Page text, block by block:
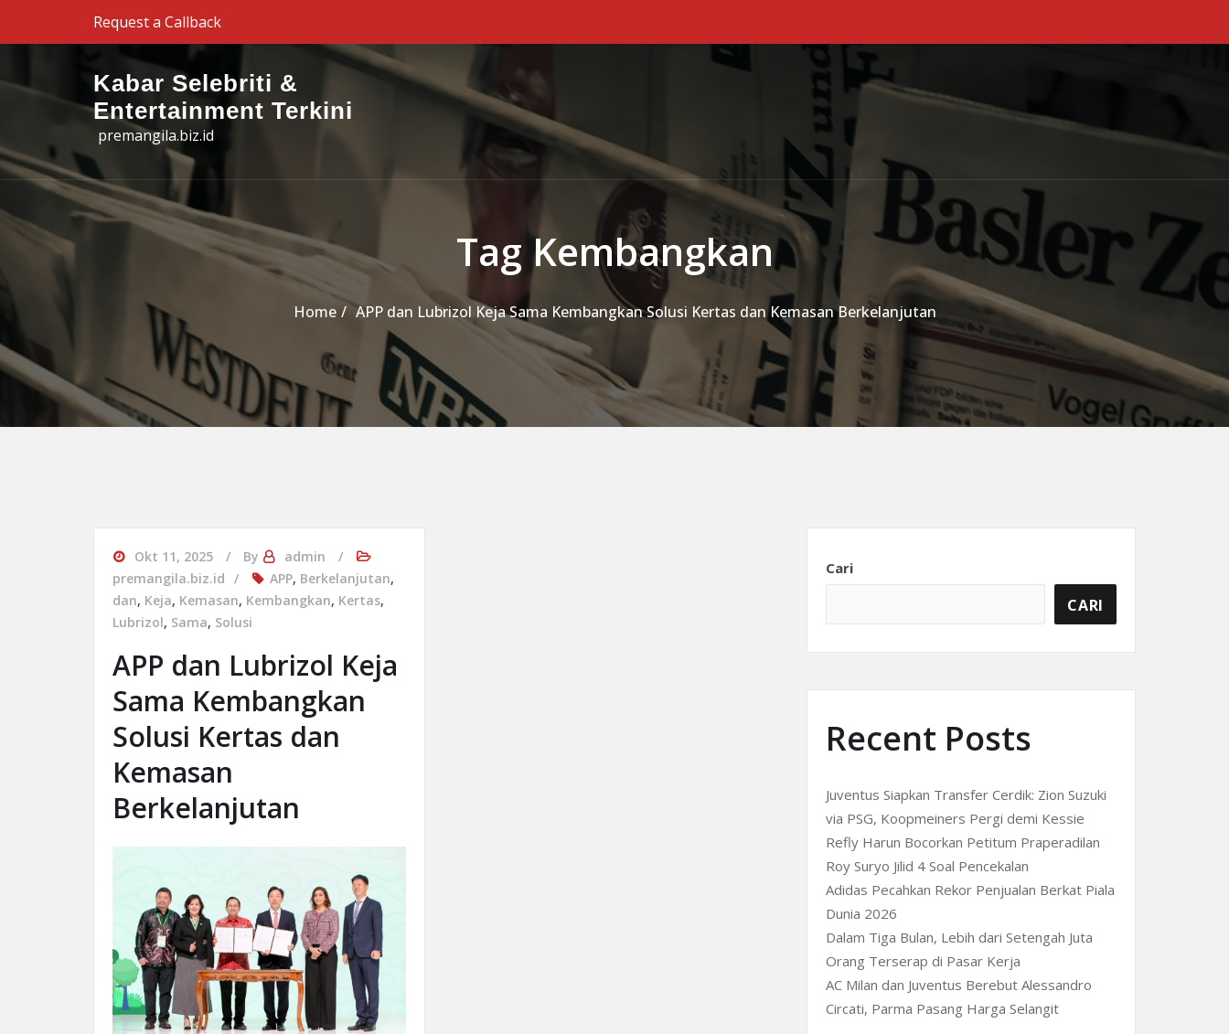
Skip to the contentRequest a Callback
Kabar Selebriti &
Entertainment Terkini
premangila.biz.id
Tag Kembangkan
Home APP dan Lubrizol Keja Sama Kembangkan Solusi Kertas dan Kemasan Berkelanjutan
Okt 11, 2025 By
admin
premangila.biz.id
APP, Berkelanjutan,
dan, Keja, Kemasan, Kembangkan, Kertas,
Lubrizol, Sama, Solusi
APP dan Lubrizol Keja
Sama Kembangkan
Solusi Kertas dan
Kemasan
Berkelanjutan
Cari
CARI
Recent Posts
Juventus Siapkan Transfer Cerdik: Zion Suzuki
via PSG, Koopmeiners Pergi demi Kessie
Refly Harun Bocorkan Petitum Praperadilan
Roy Suryo Jilid 4 Soal Pencekalan
Adidas Pecahkan Rekor Penjualan Berkat Piala
Dunia 2026
Dalam Tiga Bulan, Lebih dari Setengah Juta
Orang Terserap di Pasar Kerja
AC Milan dan Juventus Berebut Alessandro
Circati, Parma Pasang Harga Selangit